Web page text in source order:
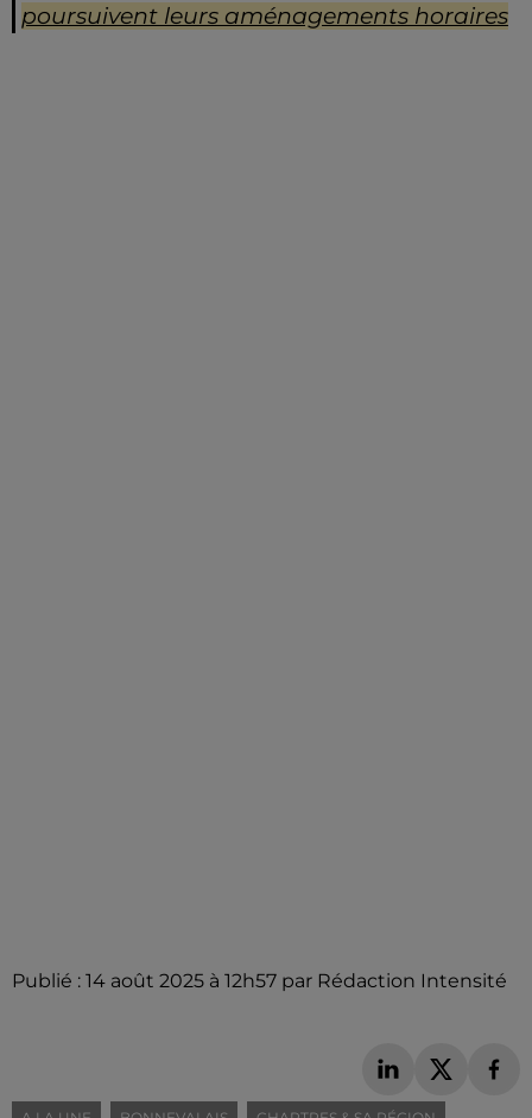
poursuivent leurs aménagements horaires
Publié : 14 août 2025 à 12h57 par Rédaction Intensité